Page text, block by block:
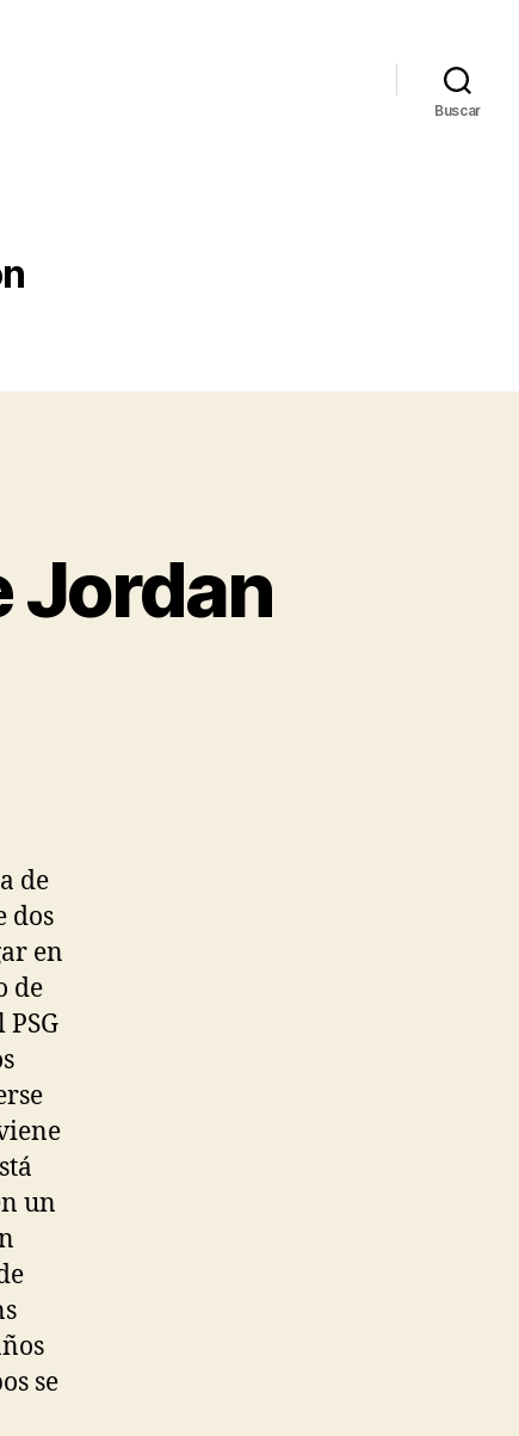
Buscar
Jordan
de
dos
en
de
un
se